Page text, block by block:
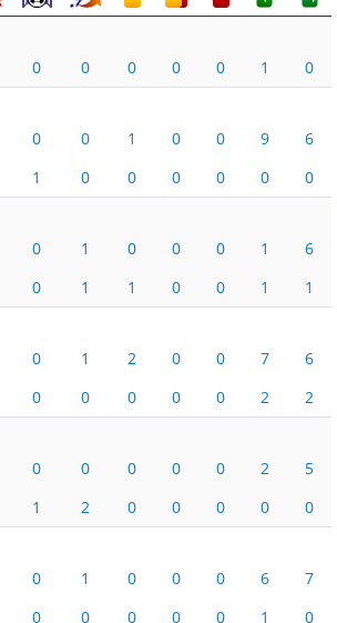
0 0 0 0 0 1
0
0 0 1 0 0 9
6
1 0 0 0 0 0
0
0 1 0 0 0 1
6
0 1 1 0 0 1
1
0 1 2 0 0 7
6
0 0 0 0 0 2
2
0 0 0 0 0 2
5
1 2 0 0 0 0
0
0 1 0 0 0 6
7
0 0 0 0 0 1 0